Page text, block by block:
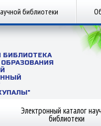
библиотеки
БИБЛИОТЕКА
Электронный каталог
библиотеки